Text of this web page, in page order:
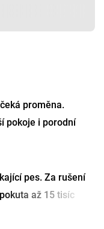
proměna.
pokoje i porodní
pes. Za rušení
až 15 tisíc